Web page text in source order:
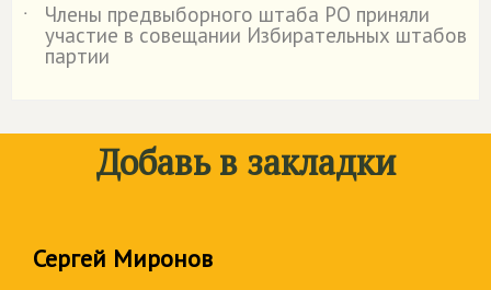
˙
Члены предвыборного штаба РО приняли
участие в совещании Избирательных штабов
партии
Добавь в закладки
Сергей Миронов